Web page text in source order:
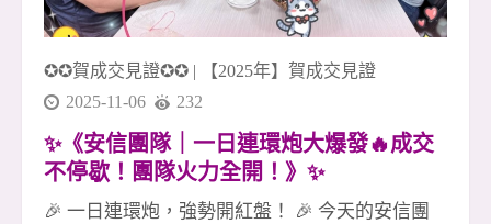
✪✪賀成交見證✪✪ |
【2025年】賀成交見證
2025-11-06
232
✨《安信團隊｜一日連環炮大爆發🔥成交
不停歇！團隊火力全開！》✨
🎉 一日連環炮，強勢開紅盤！ 🎉 今天的安信團